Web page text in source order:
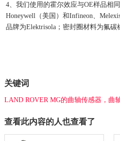
4、我们使用的霍尔效应与OE样品相
Honeywell（美国）和Infineon、
品牌为Elektrisola；密封圈材料为氟碳
关键词
LAND ROVER MG的曲轴传感器，曲
查看此内容的人也查看了